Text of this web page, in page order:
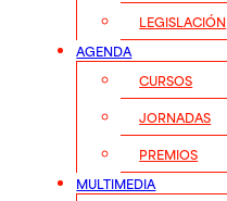
LEGISLACIÓN
AGENDA
CURSOS
JORNADAS
PREMIOS
MULTIMEDIA